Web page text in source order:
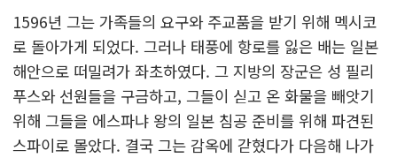
1596년 그는 가족들의 요구와 주교품을 받기 위해 멕시코
로 돌아가게 되었다. 그러나 태풍에 항로를 잃은 배는 일본
해안으로 떠밀려가 좌초하였다. 그 지방의 장군은 성 필리
푸스와 선원들을 구금하고, 그들이 싣고 온 화물을 빼앗기
위해 그들을 에스파냐 왕의 일본 침공 준비를 위해 파견된
스파이로 몰았다. 결국 그는 감옥에 갇혔다가 다음해 나가